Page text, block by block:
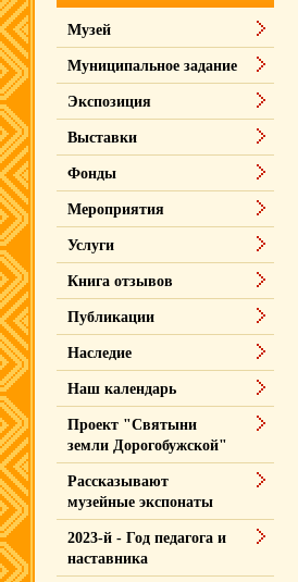
Музей
Муниципальное задание
Экспозиция
Выставки
Фонды
Мероприятия
Услуги
Книга отзывов
Публикации
Наследие
Наш календарь
Проект "Святыни
земли Дорогобужской"
Рассказывают
музейные экспонаты
2023-й - Год педагога и
наставника